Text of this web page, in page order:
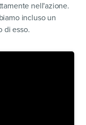
nell'azione.
incluso un
di esso.